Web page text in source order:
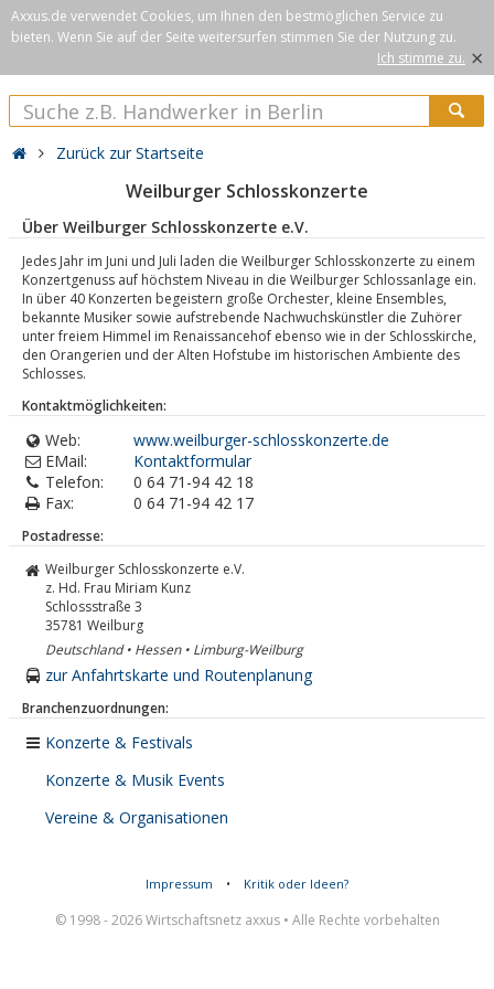
Axxus.de verwendet Cookies, um Ihnen den bestmöglichen Service zu
bieten. Wenn Sie auf der Seite weitersurfen stimmen Sie der Nutzung zu.
Ich stimme zu. ×
Zurück zur Startseite
Weilburger Schlosskonzerte
Über Weilburger Schlosskonzerte e.V.
Jedes Jahr im Juni und Juli laden die Weilburger Schlosskonzerte zu einem
Konzertgenuss auf höchstem Niveau in die Weilburger Schlossanlage ein.
In über 40 Konzerten begeistern große Orchester, kleine Ensembles,
bekannte Musiker sowie aufstrebende Nachwuchskünstler die Zuhörer
unter freiem Himmel im Renaissancehof ebenso wie in der Schlosskirche,
den Orangerien und der Alten Hofstube im historischen Ambiente des
Schlosses.
Kontaktmöglichkeiten:
Web:
www.weilburger-schlosskonzerte.de
EMail:
Kontaktformular
Telefon:
0 64 71-94 42 18
Fax:
0 64 71-94 42 17
Postadresse:
Weilburger Schlosskonzerte e.V.
z. Hd. Frau Miriam Kunz
Schlossstraße 3
35781 Weilburg
Deutschland • Hessen • Limburg-Weilburg
zur Anfahrtskarte und Routenplanung
Branchenzuordnungen:
Konzerte & Festivals
Konzerte & Musik Events
Vereine & Organisationen
Impressum • Kritik oder Ideen?
© 1998 - 2026 Wirtschaftsnetz axxus • Alle Rechte vorbehalten